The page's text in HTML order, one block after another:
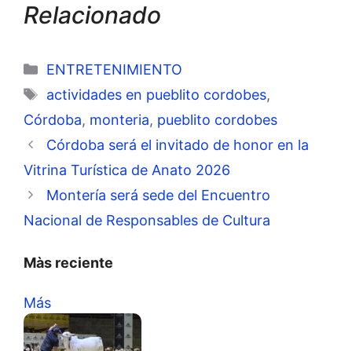
Relacionado
Categorías
ENTRETENIMIENTO
Etiquetas
actividades en pueblito cordobes,
Córdoba, monteria, pueblito cordobes
Córdoba será el invitado de honor en la
Vitrina Turística de Anato 2026
Montería será sede del Encuentro
Nacional de Responsables de Cultura
Màs reciente
Más